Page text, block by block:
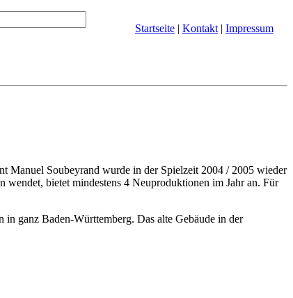
Startseite | Kontakt | Impressum
Manuel Soubeyrand wurde in der Spielzeit 2004 / 2005 wieder
wendet, bietet mindestens 4 Neuproduktionen im Jahr an. Für
in ganz Baden-Württemberg. Das alte Gebäude in der